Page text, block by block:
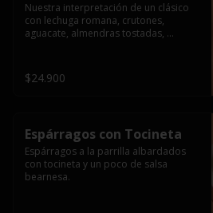
Nuestra interpretación de un clásico
con lechuga romana, crutones,
aguacate, almendras tostadas,
$24.900
Espárragos con Tocineta
Espárragos a la parrilla albardados
con tocineta y un poco de salsa
bearnesa.